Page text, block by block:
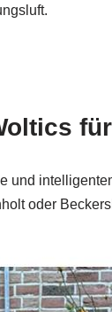
und
oder